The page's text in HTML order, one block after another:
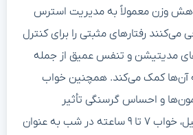
وزن معمولاً به مدیریت استرس
رفتارهای مثبتی را برای کنترل
مدیتیشن و تنفس عمیق از جمله
کمک می‌کند. همچنین خواب
و احساس گرسنگی تأثیر
می‌گذارد. به همین دلیل، خواب ۷ تا ۹ ساعته در شب به عنوان